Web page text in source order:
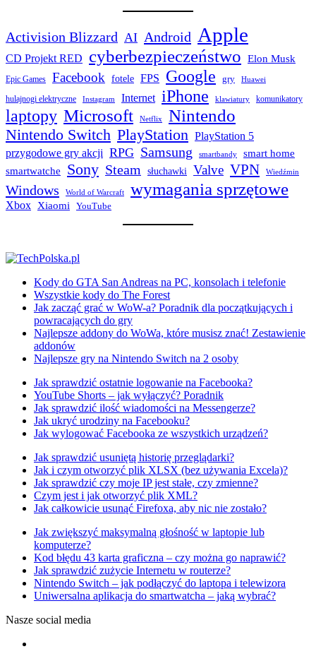
Activision Blizzard AI Android Apple
CD Projekt RED cyberbezpieczeństwo Elon Musk
Epic Games Facebook fotele FPS Google gry Huawei
hulajnogi elektryczne Instagram Internet iPhone klawiatury komunikatory
laptopy Microsoft Netflix Nintendo
Nintendo Switch PlayStation PlayStation 5
przygodowe gry akcji RPG Samsung smartbandy smart home
smartwatche Sony Steam słuchawki Valve VPN Wiedźmin
Windows World of Warcraft wymagania sprzętowe
Xbox Xiaomi YouTube
Kody do GTA San Andreas na PC, konsolach i telefonie
Wszystkie kody do The Forest
Jak zacząć grać w WoW-a? Poradnik dla początkujących i
powracających do gry
Najlepsze addony do WoWa, które musisz znać! Zestawienie
addonów
Najlepsze gry na Nintendo Switch na 2 osoby
Jak sprawdzić ostatnie logowanie na Facebooka?
YouTube Shorts – jak wyłączyć? Poradnik
Jak sprawdzić ilość wiadomości na Messengerze?
Jak ukryć urodziny na Facebooku?
Jak wylogować Facebooka ze wszystkich urządzeń?
Jak sprawdzić usuniętą historię przeglądarki?
Jak i czym otworzyć plik XLSX (bez używania Excela)?
Jak sprawdzić czy moje IP jest stałe, czy zmienne?
Czym jest i jak otworzyć plik XML?
Jak całkowicie usunąć Firefoxa, aby nic nie zostało?
Jak zwiększyć maksymalną głośność w laptopie lub
komputerze?
Kod błędu 43 karta graficzna – czy można go naprawić?
Jak sprawdzić zużycie Internetu w routerze?
Nintendo Switch – jak podłączyć do laptopa i telewizora
Uniwersalna aplikacja do smartwatcha – jaką wybrać?
Nasze social media